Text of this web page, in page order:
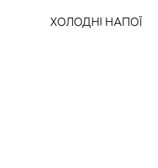
ХОЛОДНІ НАПОЇ